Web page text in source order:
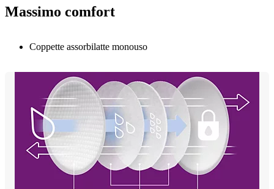
Massimo comfort
Coppette assorbilatte monouso